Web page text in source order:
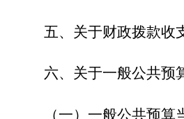
五、关于财政拨款收
六、关于一般公共预
（一）一般公共预